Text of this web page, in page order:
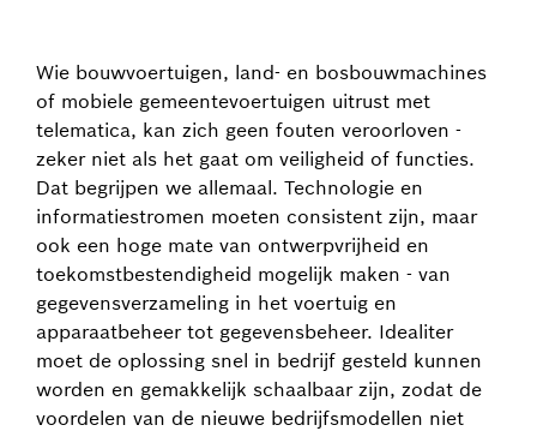
Wie bouwvoertuigen, land- en bosbouwmachines
of mobiele gemeentevoertuigen uitrust met
telematica, kan zich geen fouten veroorloven -
zeker niet als het gaat om veiligheid of functies.
Dat begrijpen we allemaal. Technologie en
informatiestromen moeten consistent zijn, maar
ook een hoge mate van ontwerpvrijheid en
toekomstbestendigheid mogelijk maken - van
gegevensverzameling in het voertuig en
apparaatbeheer tot gegevensbeheer. Idealiter
moet de oplossing snel in bedrijf gesteld kunnen
worden en gemakkelijk schaalbaar zijn, zodat de
voordelen van de nieuwe bedrijfsmodellen niet